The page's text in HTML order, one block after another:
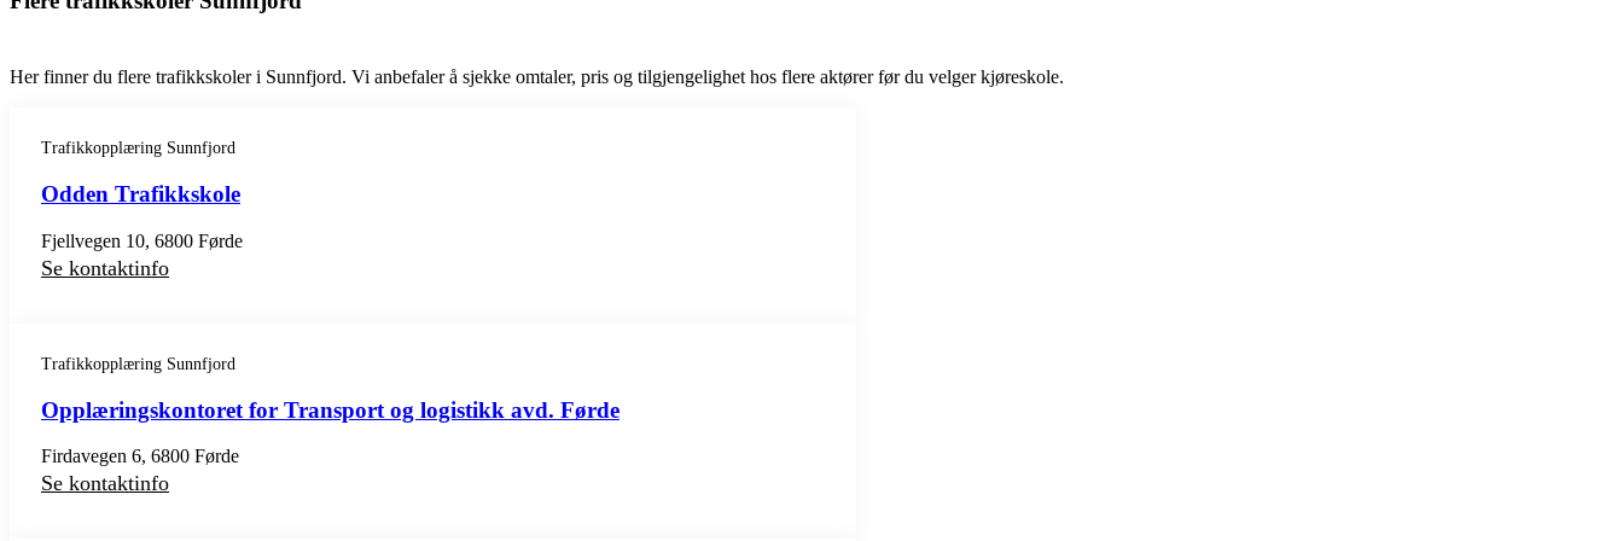
Her finner du flere trafikkskoler i Sunnfjord. Vi anbefaler å sjekke omtaler, pris og tilgjengelighet hos flere aktører før du velger kjøreskole.
Trafikkopplæring Sunnfjord
Odden Trafikkskole
Fjellvegen 10, 6800 Førde
Se kontaktinfo
Trafikkopplæring Sunnfjord
Opplæringskontoret for Transport og logistikk avd. Førde
Firdavegen 6, 6800 Førde
Se kontaktinfo